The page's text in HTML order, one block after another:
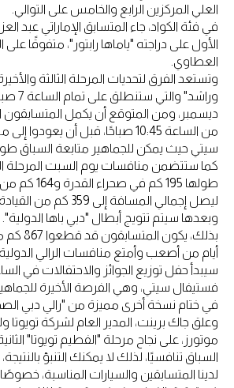
العلي المركزين الرابع والخامس على التوالي.
في فئة الكواد، جاء المتسابق الإماراتي عبد
الأول على دراجته "ياماها رابتور"، متفوقًا
العطاوي.
وتستعد الفرق لتحديات المرحلة الثالثة
ديسمبر، ومن المتوقع أن يكمل المتسابقون
من الساعة 10:45 صباحًا، قبل أن
سيتي حيث يمكن للجماهير متابعة السباق
كما ستتضمن منافسات يوم السبت المرحلة
طولها 195 كم
ليصل إجمالي المسافة إلى
وبعدها سيتم تتويج أبطال "دبي باها الدولية".
بذلك،
أيام من أصعب وأمتع منافسات الرالي الدولية.
فستيفال سيتي، وهي الفرصة الأخيرة
في ختام نسخة أخرى مميزة من "رالي دبي
وعلق جاك برينت، المدير العام لشركة
موتورز، على نجاح مرحلة "الفطيم تويوتا"
السباق تنافسيًا، لذلك لا يمكنك التنبؤ
لدينا المتسابقين والسيارات المناسبة،